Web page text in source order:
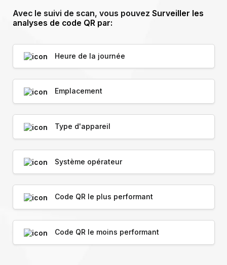
Avec le suivi de scan, vous pouvez Surveiller les
analyses de code QR par:
Heure de la journée
Emplacement
Type d'appareil
Système opérateur
Code QR le plus performant
Code QR le moins performant